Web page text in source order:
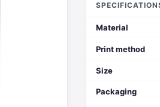
Material
Print method
Size
Packaging